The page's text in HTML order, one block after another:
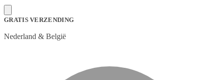
GRATIS VERZENDING
Nederland & België